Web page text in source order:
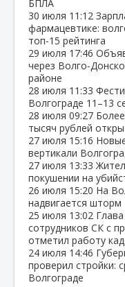
БПЛА
30 июля 11:12
фармацевтике:
топ‑15 рейтинга
29 июля 17:46
через
районе
28 июля 11:33
Волгограде 11–13
28 июля 09:27
тысяч рублей
27 июля 15:16
вертикали
27 июля 13:33
покушении на
26 июля 15:20 На
надвигается шторм
25 июля 13:02
сотрудников СК с
отметил работу
24 июля 14:46
проверил стройки:
Волгограде